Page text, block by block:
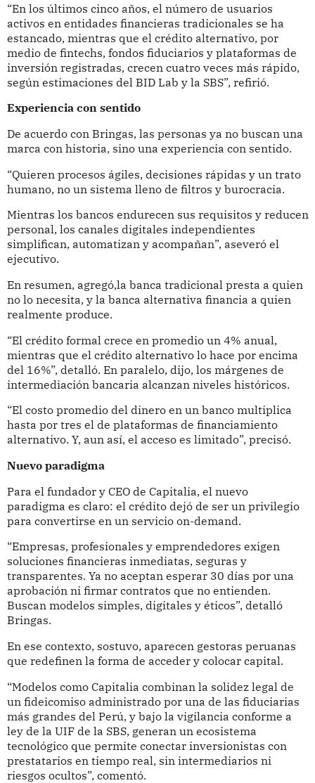
“En los últimos cinco años, el número de usuarios
activos en entidades financieras tradicionales se ha
estancado, mientras que el crédito alternativo, por
medio de fintechs, fondos fiduciarios y plataformas de
inversión registradas, crecen cuatro veces más rápido,
según estimaciones del BID Lab y la SBS”, refirió.
Experiencia con sentido
De acuerdo con Bringas, las personas ya no buscan una
marca con historia, sino una experiencia con sentido.
“Quieren procesos ágiles, decisiones rápidas y un trato
humano, no un sistema lleno de filtros y burocracia.
Mientras los bancos endurecen sus requisitos y reducen
personal, los canales digitales independientes
simplifican, automatizan y acompañan”, aseveró el
ejecutivo.
En resumen, agregó,la banca tradicional presta a quien
no lo necesita, y la banca alternativa financia a quien
realmente produce.
“El crédito formal crece en promedio un 4% anual,
mientras que el crédito alternativo lo hace por encima
del 16%”, detalló. En paralelo, dijo, los márgenes de
intermediación bancaria alcanzan niveles históricos.
“El costo promedio del dinero en un banco multiplica
hasta por tres el de plataformas de financiamiento
alternativo. Y, aun así, el acceso es limitado”, precisó.
Nuevo paradigma
Para el fundador y CEO de Capitalia, el nuevo
paradigma es claro: el crédito dejó de ser un privilegio
para convertirse en un servicio on-demand.
“Empresas, profesionales y emprendedores exigen
soluciones financieras inmediatas, seguras y
transparentes. Ya no aceptan esperar 30 días por una
aprobación ni firmar contratos que no entienden.
Buscan modelos simples, digitales y éticos”, detalló
Bringas.
En ese contexto, sostuvo, aparecen gestoras peruanas
que redefinen la forma de acceder y colocar capital.
“Modelos como Capitalia combinan la solidez legal de
un fideicomiso administrado por una de las fiduciarias
más grandes del Perú, y bajo la vigilancia conforme a
ley de la UIF de la SBS, generan un ecosistema
tecnológico que permite conectar inversionistas con
prestatarios en tiempo real, sin intermediarios ni
riesgos ocultos”, comentó.